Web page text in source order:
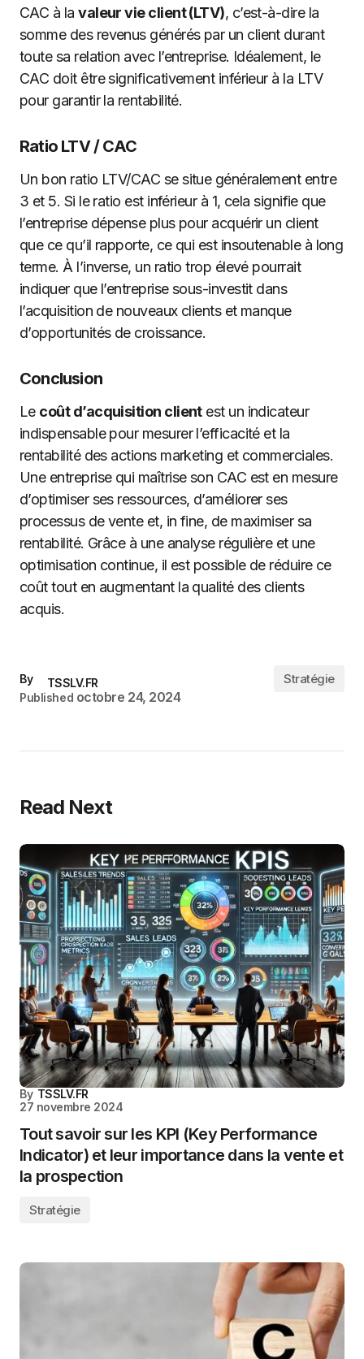
CAC à lavaleur vie client (LTV), c’est-à-dire la
somme des revenus générés par un client durant
toute sa relation avec l’entreprise. Idéalement, le
CAC doit être significativement inférieur à la LTV
pour garantir la rentabilité.
Ratio LTV / CAC
Un bon ratio LTV/CAC se situe généralement entre
3 et 5. Si le ratio est inférieur à 1, cela signifie que
l’entreprise dépense plus pour acquérir un client
que ce qu’il rapporte, ce qui est insoutenable à long
terme. À l’inverse, un ratio trop élevé pourrait
indiquer que l’entreprise sous-investit dans
l’acquisition de nouveaux clients et manque
d’opportunités de croissance.
Conclusion
Le coût d’acquisition clientest un indicateur
indispensable pour mesurer l’efficacité et la
rentabilité des actions marketing et commerciales.
Une entreprise qui maîtrise son CAC est en mesure
d’optimiser ses ressources, d’améliorer ses
processus de vente et, in fine, de maximiser sa
rentabilité. Grâce à une analyse régulière et une
optimisation continue, il est possible de réduire ce
coût tout en augmentant la qualité des clients
acquis.
By
TSSLV.FR
Published octobre 24, 2024
Stratégie
Read Next
By TSSLV.FR
27 novembre 2024
Tout savoir sur les KPI (Key Performance
Indicator) et leur importance dans la vente et
la prospection
Stratégie